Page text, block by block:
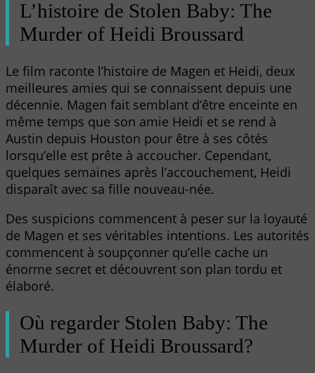
L’histoire de Stolen Baby: The
Murder of Heidi Broussard
Le film raconte l’histoire de Magen et Heidi, deux
meilleures amies qui se connaissent depuis une
décennie. Magen fait semblant d’être enceinte en
même temps que son amie Heidi et se rend à
Austin depuis Houston pour être à ses côtés
lorsqu’elle est prête à accoucher. Cependant,
quelques semaines après l’accouchement, Heidi
disparaît avec sa fille nouveau-née.
Des suspicions commencent à peser sur la loyauté
de Magen et ses véritables intentions. Les autorités
commencent à soupçonner qu’elle cache un
énorme secret et découvrent son plan tordu et
élaboré.
Où regarder Stolen Baby: The
Murder of Heidi Broussard?